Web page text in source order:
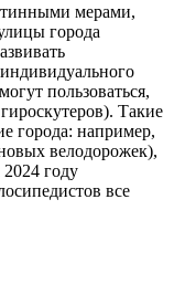
мерами,
города
пользоваться,
Такие
города: например,
велодорожек),
2024 году
все